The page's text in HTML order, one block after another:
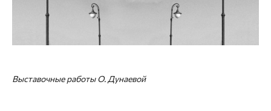
Выставочные работы О. Дунаевой